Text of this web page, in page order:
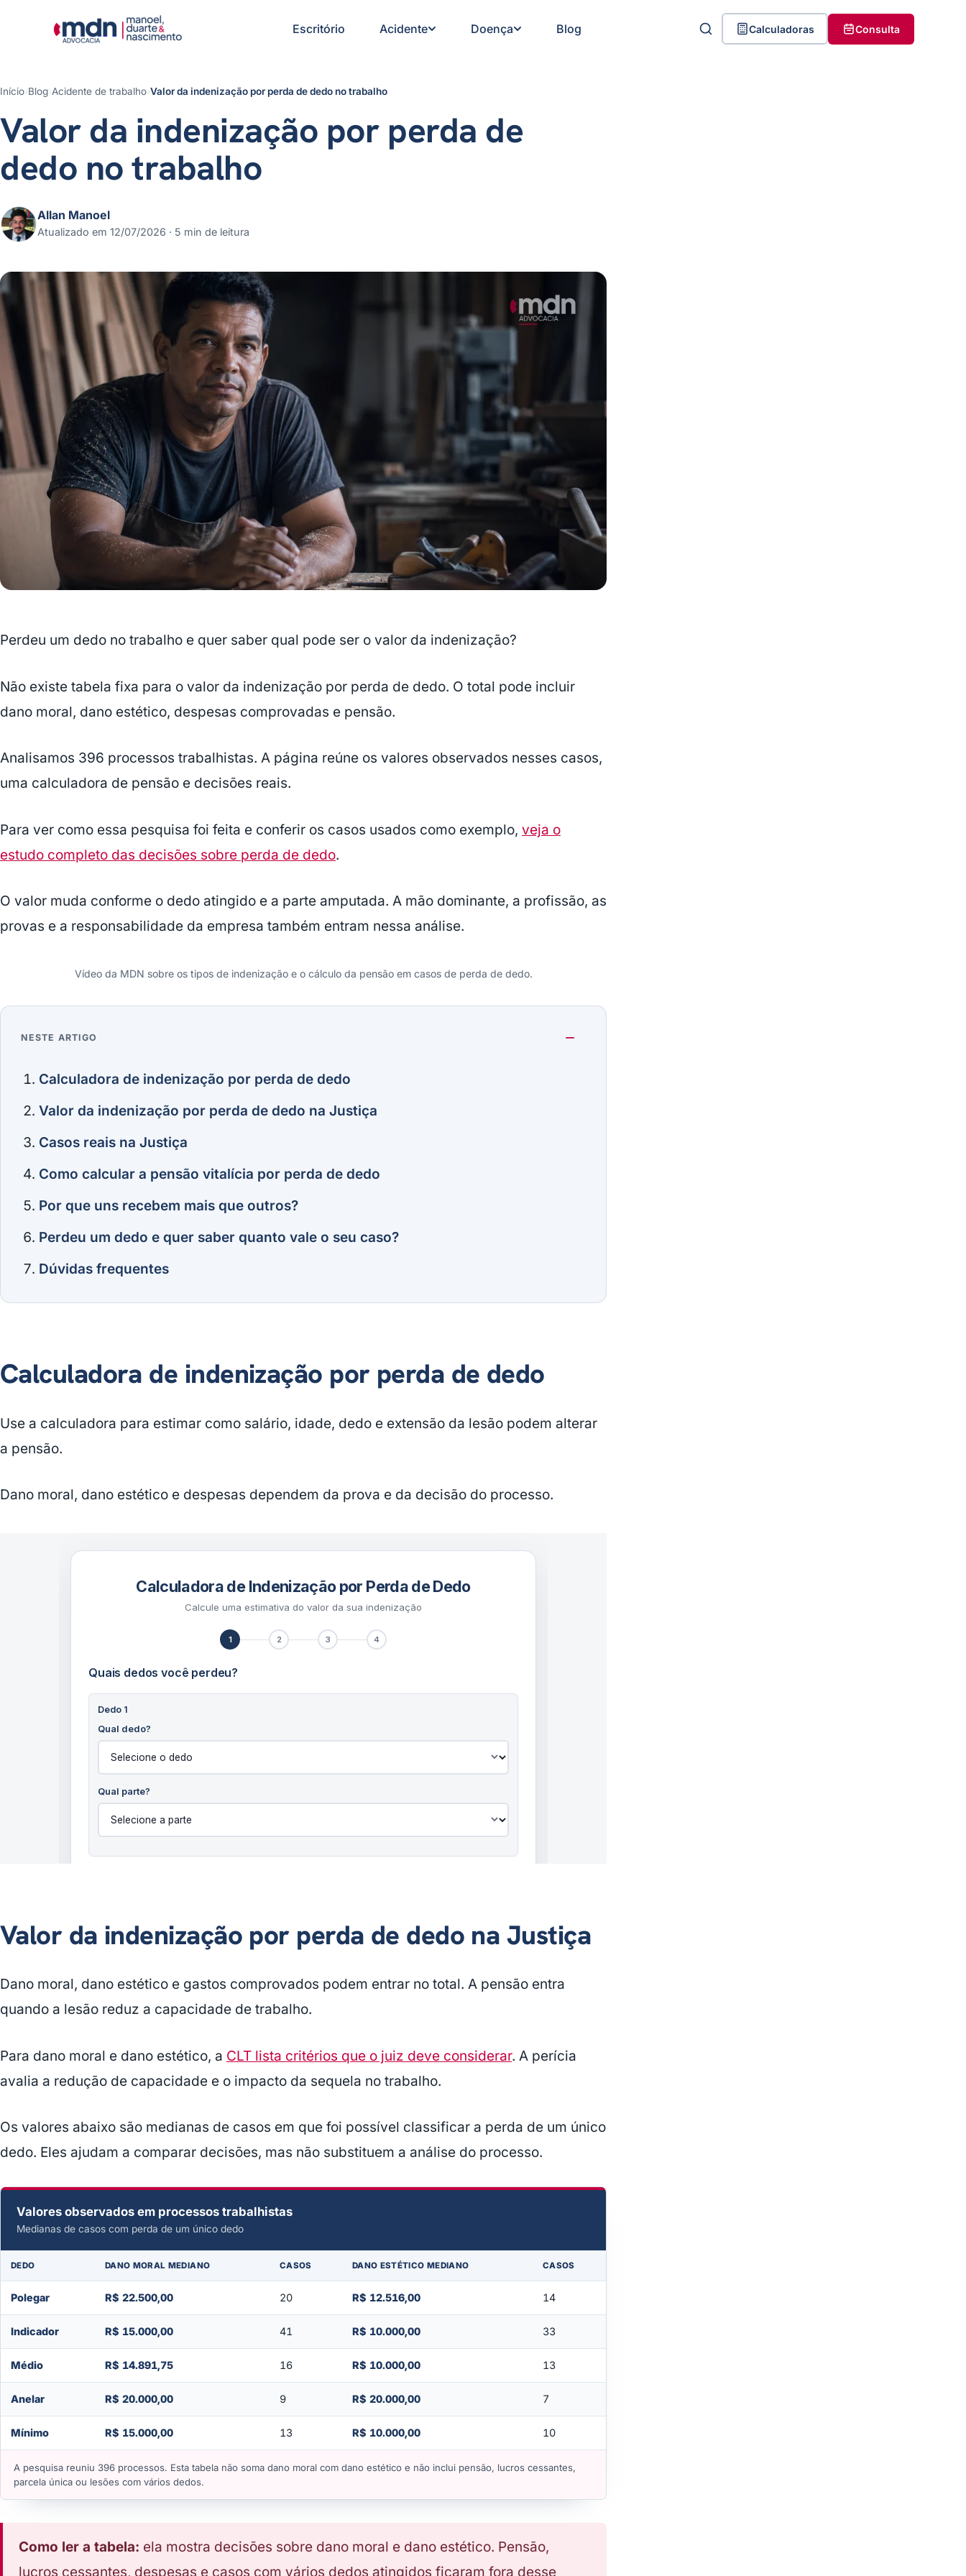
Escritório Acidente Doença Blog Calculadoras Consulta
Início›Blog›Acidente de trabalho›Valor da indenização por perda de dedo no trabalho
Valor da indenização por perda de
dedo no trabalho
Allan Manoel
Atualizado em 12/07/2026 · 5 min de leitura
Perdeu um dedo no trabalho e quer saber qual pode ser o valor da indenização?
Não existe tabela fixa para o valor da indenização por perda de dedo. O total pode incluir
dano moral, dano estético, despesas comprovadas e pensão.
Analisamos 396 processos trabalhistas. A página reúne os valores observados nesses casos,
uma calculadora de pensão e decisões reais.
Para ver como essa pesquisa foi feita e conferir os casos usados como exemplo, veja o
estudo completo das decisões sobre perda de dedo.
O valor muda conforme o dedo atingido e a parte amputada. A mão dominante, a profissão, as
provas e a responsabilidade da empresa também entram nessa análise.
Vídeo da MDN sobre os tipos de indenização e o cálculo da pensão em casos de perda de dedo.
NESTE ARTIGO
Calculadora de indenização por perda de dedo
Valor da indenização por perda de dedo na Justiça
Casos reais na Justiça
Como calcular a pensão vitalícia por perda de dedo
Por que uns recebem mais que outros?
Perdeu um dedo e quer saber quanto vale o seu caso?
Dúvidas frequentes
Calculadora de indenização por perda de dedo
Use a calculadora para estimar como salário, idade, dedo e extensão da lesão podem alterar
a pensão.
Dano moral, dano estético e despesas dependem da prova e da decisão do processo.
Valor da indenização por perda de dedo na Justiça
Dano moral, dano estético e gastos comprovados podem entrar no total. A pensão entra
quando a lesão reduz a capacidade de trabalho.
Para dano moral e dano estético, a CLT lista critérios que o juiz deve considerar. A perícia
avalia a redução de capacidade e o impacto da sequela no trabalho.
Os valores abaixo são medianas de casos em que foi possível classificar a perda de um único
dedo. Eles ajudam a comparar decisões, mas não substituem a análise do processo.
Valores observados em processos trabalhistas
Medianas de casos com perda de um único dedo
DEDO DANO MORAL MEDIANO CASOS DANO ESTÉTICO MEDIANO CASOS
Polegar R$ 22.500,00 20 R$ 12.516,00 14
Indicador R$ 15.000,00 41 R$ 10.000,00 33
Médio R$ 14.891,75 16 R$ 10.000,00 13
Anelar R$ 20.000,00 9 R$ 20.000,00 7
Mínimo R$ 15.000,00 13 R$ 10.000,00 10
A pesquisa reuniu 396 processos. Esta tabela não soma dano moral com dano estético e não inclui pensão, lucros cessantes,
parcela única ou lesões com vários dedos.
Como ler a tabela: ela mostra decisões sobre dano moral e dano estético. Pensão,
lucros cessantes, despesas e casos com vários dedos atingidos ficaram fora desse